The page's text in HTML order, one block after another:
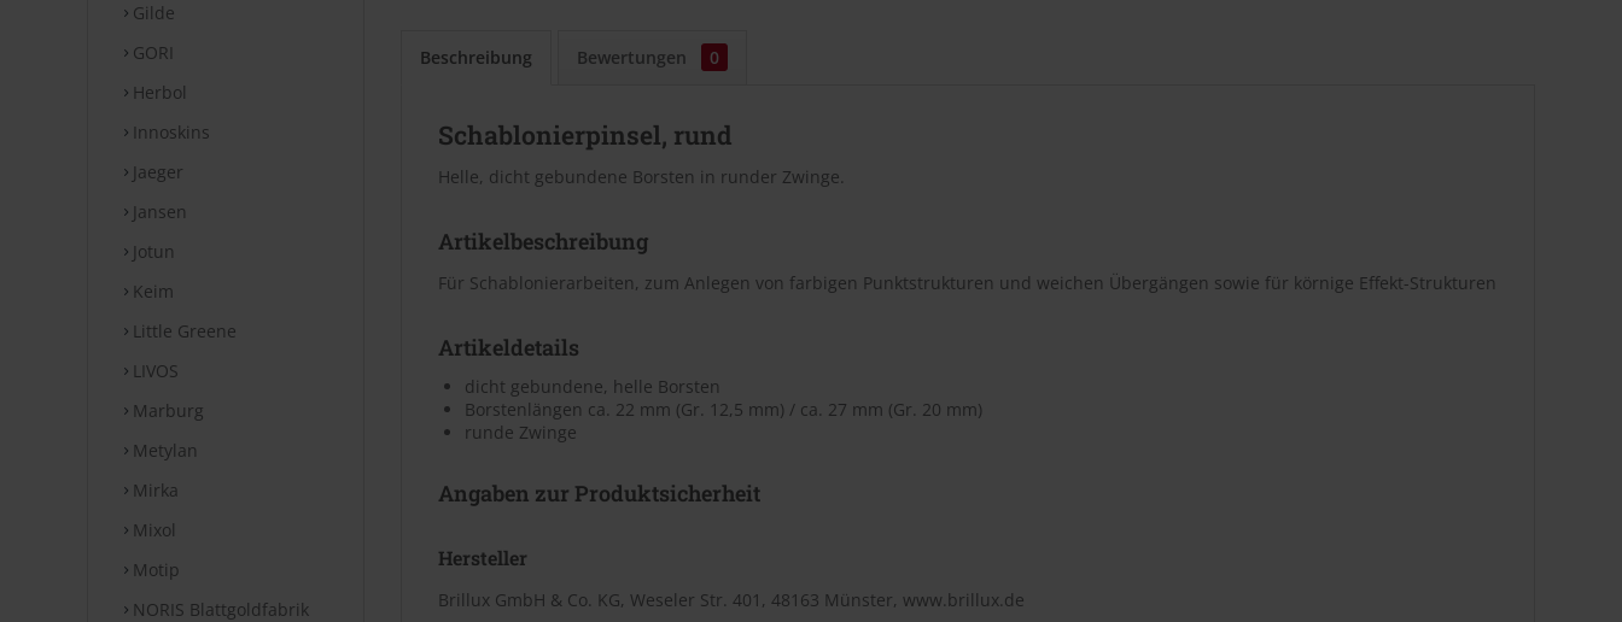
Gilde
GORI
Herbol
Innoskins
Jaeger
Jansen
Jotun
Keim
Little Greene
LIVOS
Marburg
Metylan
Mirka
Mixol
Motip
NORIS Blattgoldfabrik
Beschreibung Bewertungen 0
Schablonierpinsel, rund
Helle, dicht gebundene Borsten in runder Zwinge.
Artikelbeschreibung
Für Schablonierarbeiten, zum Anlegen von farbigen Punktstrukturen und weichen Übergängen sowie für körnige Effekt-Strukturen
Artikeldetails
dicht gebundene, helle Borsten
Borstenlängen ca. 22 mm (Gr. 12,5 mm) / ca. 27 mm (Gr. 20 mm)
runde Zwinge
Angaben zur Produktsicherheit
Hersteller
Brillux GmbH & Co. KG, Weseler Str. 401, 48163 Münster, www.brillux.de